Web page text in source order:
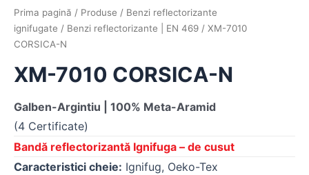
Prima pagină / Produse / Benzi reflectorizante
ignifugate / Benzi reflectorizante | EN 469 / XM-7010
CORSICA-N
XM-7010 CORSICA-N
Galben-Argintiu | 100% Meta-Aramid
(4 Certificate)
Bandă reflectorizantă Ignifuga – de cusut
Caracteristici cheie: Ignifug, Oeko-Tex